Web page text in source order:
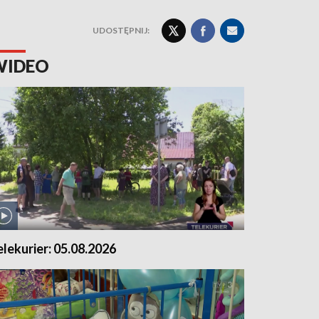
UDOSTĘPNIJ:
05.08.2026